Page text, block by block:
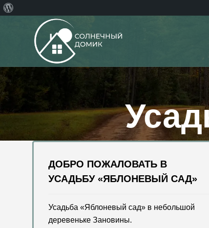
WordPress
ДОБРО ПОЖАЛОВАТЬ В
УСАДЬБУ «ЯБЛОНЕВЫЙ САД»
Усадьба «Яблоневый сад» в небольшой
деревеньке Зановины.